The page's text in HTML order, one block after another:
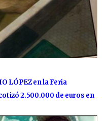
LÓPEZ en la Feria
2.500.000 de euros en